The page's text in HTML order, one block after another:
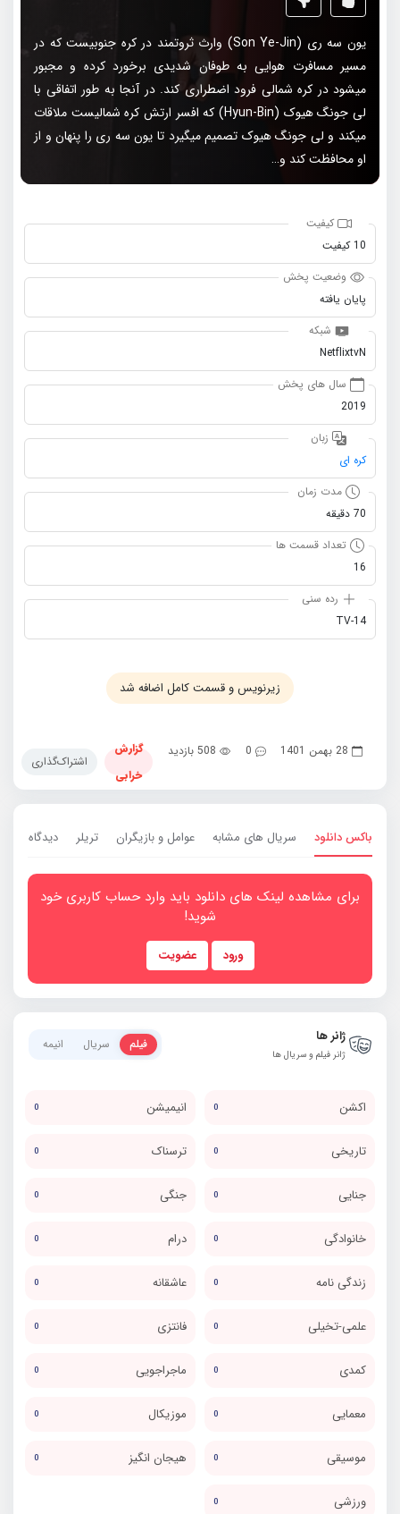
یون سه ری (Son Ye-Jin) وارث ثروتمند در کره جنوبیست که در
مسیر مسافرت هوایی به طوفان شدیدی برخورد کرده و مجبور
میشود در کره شمالی فرود اضطراری کند. در آنجا به طور اتفاقی با
لی جونگ هیوک (Hyun-Bin) که افسر ارتش کره شمالیست ملاقات
میکند و لی جونگ هیوک تصمیم میگیرد تا یون سه ری را پنهان و از
او محافظت کند و…
کیفیت
10 کیفیت
وضعیت پخش
پایان یافته
شبکه
NetflixtvN
سال های پخش
2019
زبان
کره ای
مدت زمان
70 دقیقه
تعداد قسمت ها
16
رده سنی
TV-14
زیرنویس و قسمت کامل اضافه شد
28 بهمن 1401 0 508 بازدید
گزارش
خرابی
اشتراک‌گذاری
باکس دانلود سریال های مشابه عوامل و بازیگران تریلر دیدگاه ها
برای مشاهده لینک های دانلود باید وارد حساب کاربری خود
شوید!
ورود عضویت
ژانر ها
ژانر فیلم و سریال ها
فیلم سریال انیمه
اکشن 0 انیمیشن 0
تاریخی 0 ترسناک 0
جنایی 0 جنگی 0
خانوادگی 0 درام 0
زندگی نامه 0 عاشقانه 0
علمی-تخیلی 0 فانتزی 0
کمدی 0 ماجراجویی 0
معمایی 0 موزیکال 0
موسیقی 0 هیجان انگیز 0
ورزشی 0